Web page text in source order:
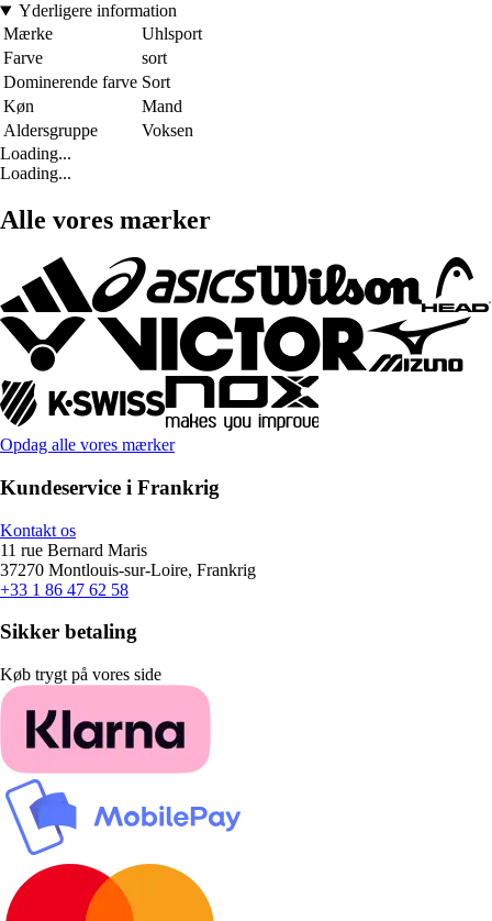
Yderligere information
Mærke
Uhlsport
Farve
sort
Dominerende farve Sort
Køn
Mand
Aldersgruppe
Voksen
Loading...
Loading...
Alle vores mærker
Opdag alle vores mærker
Kundeservice i Frankrig
Kontakt os
11 rue Bernard Maris
37270 Montlouis-sur-Loire, Frankrig
+33 1 86 47 62 58
Sikker betaling
Køb trygt på vores side